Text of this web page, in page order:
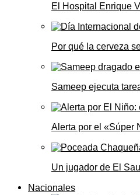
El Hospital Enrique
Por qué la cerveza
Sameep ejecuta
Alerta por el «Súper
Un jugador de El
Nacionales